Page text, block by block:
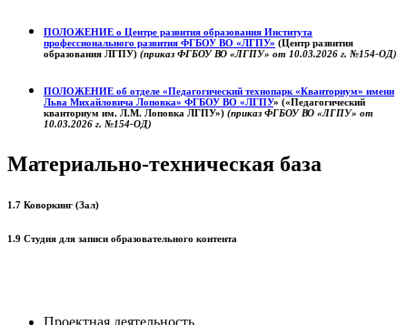
ПОЛОЖЕНИЕ о Центре развития образования Института
профессионального развития ФГБОУ ВО «ЛГПУ» (Центр развития
образования ЛГПУ) (приказ ФГБОУ ВО «ЛГПУ» от 10.03.2026 г. №154-ОД)
ПОЛОЖЕНИЕ об отделе «Педагогический технопарк «Кванториум» имени
Льва Михайловича Лоповка» ФГБОУ ВО «ЛГПУ» («Педагогический
кванториум им. Л.М. Лоповка ЛГПУ») (приказ ФГБОУ ВО «ЛГПУ» от
10.03.2026 г. №154-ОД)
Материально-техническая база
1.7 Коворкинг (Зал)
1.9 Студия для записи образовательного контента
Проектная деятельность